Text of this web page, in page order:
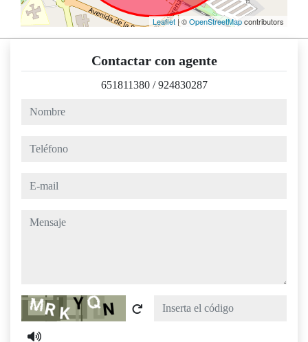
Leaflet | ©OpenStreetMapcontributors
Contactar con agente
651811380 /924830287
nombre
teléfono
e-mail
mensaje
Captcha